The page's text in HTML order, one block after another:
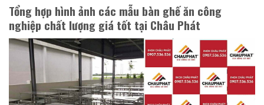
Tổng hợp hình ảnh các mẫu bàn ghế ăn công
nghiệp chất lượng giá tốt tại Châu Phát